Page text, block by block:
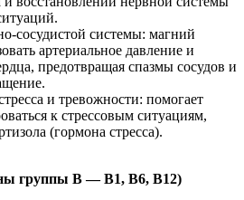
сосудистой системы: магний
артериальное давление и
предотвращая спазмы сосудов и
и тревожности: помогает
к стрессовым ситуациям,
(гормона стресса).
группы В — В1, В6, В12)